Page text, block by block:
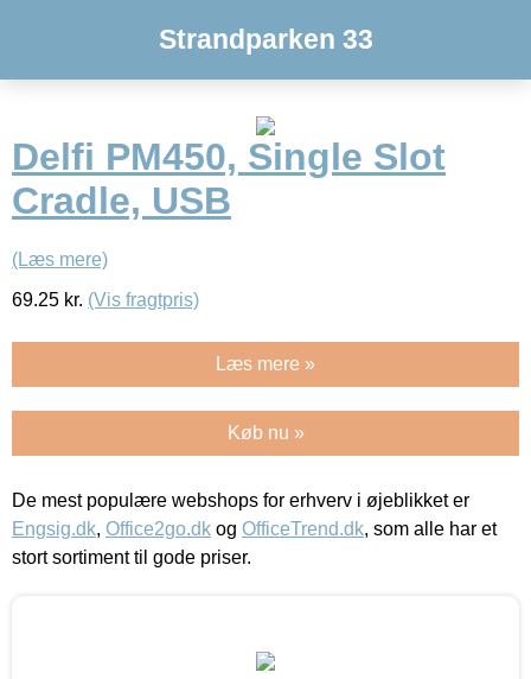
Strandparken 33
Delfi PM450, Single Slot
Cradle, USB
(Læs mere)
69.25 kr. (Vis fragtpris)
Læs mere »
Køb nu »
De mest populære webshops for erhverv i øjeblikket er
Engsig.dk, Office2go.dk og OfficeTrend.dk, som alle har et
stort sortiment til gode priser.